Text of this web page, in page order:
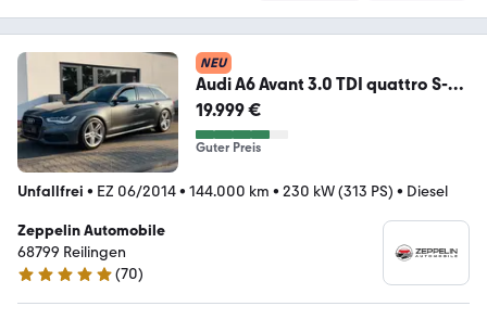
NEU
Audi A6 Avant 3.0 TDI quattro S-
line *313 PS*LED*
19.999 €
Guter Preis
Unfallfrei • EZ 06/2014• 144.000 km • 230 kW (313 PS) • Diesel
Zeppelin Automobile
68799 Reilingen
4.8 Sterne
(70)